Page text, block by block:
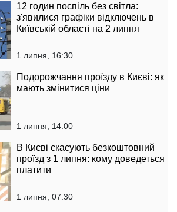
12 годин поспіль без світла:
з'явилися графіки відключень в
Київській області на 2 липня
1 липня, 16:30
Подорожчання проїзду в Києві: як
мають змінитися ціни
1 липня, 14:00
В Києві скасують безкоштовний
проїзд з 1 липня: кому доведеться
платити
1 липня, 07:30